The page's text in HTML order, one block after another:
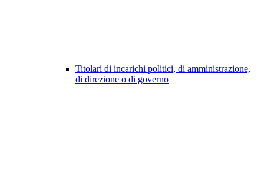
Titolari di incarichi politici, di amministrazione,
di direzione o di governo